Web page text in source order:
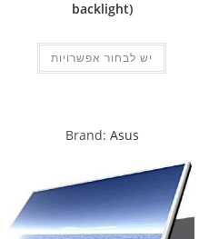
backlight)
יש לבחור אפשרויות
Brand: Asus